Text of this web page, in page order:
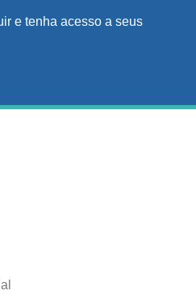
e tenha acesso a seus